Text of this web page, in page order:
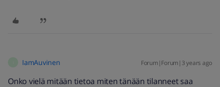
IamAuvinen Forum|Forum|3 years ago
Onko vielä mitään tietoa miten tänään tilanneet saa